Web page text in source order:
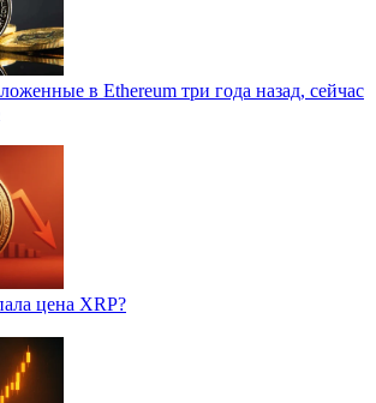
в Ethereum три года назад, сейчас
цена XRP?